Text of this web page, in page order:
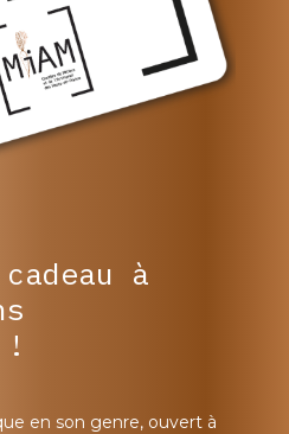
à
!
en son genre, ouvert à